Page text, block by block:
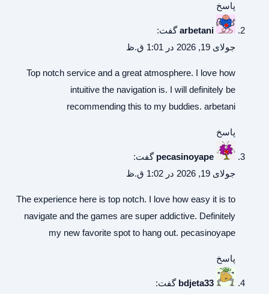
پاسخ
arbetani گفت:
جولای 19, 2026 در 1:01 ق.ظ
Top notch service and a great atmosphere. I love how
intuitive the navigation is. I will definitely be
recommending this to my buddies. arbetani
پاسخ
pecasinoyape گفت:
جولای 19, 2026 در 1:02 ق.ظ
The experience here is top notch. I love how easy it is to
navigate and the games are super addictive. Definitely
my new favorite spot to hang out. pecasinoyape
پاسخ
bdjeta33 گفت: